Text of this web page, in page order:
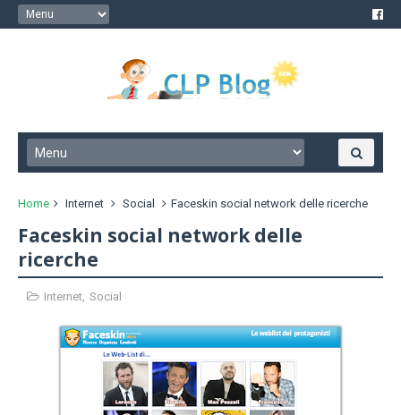
Home Internet Social Faceskin social network delle ricerche
Faceskin social network delle
ricerche
Internet, Social